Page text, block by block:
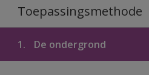
Toepassingsmethode
1. De ondergrond